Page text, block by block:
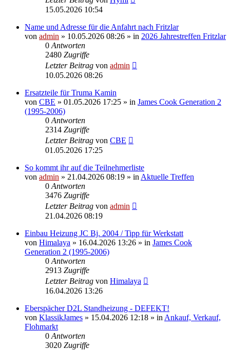
15.05.2026 10:54
Name und Adresse für die Anfahrt nach Fritzlar
von admin » 10.05.2026 08:26 » in 2026 Jahrestreffen Fritzlar
0 Antworten
2480 Zugriffe
Letzter Beitrag von admin
10.05.2026 08:26
Ersatzteile für Truma Kamin
von CBE » 01.05.2026 17:25 » in James Cook Generation 2
(1995-2006)
0 Antworten
2314 Zugriffe
Letzter Beitrag von CBE
01.05.2026 17:25
So kommt ihr auf die Teilnehmerliste
von admin » 21.04.2026 08:19 » in Aktuelle Treffen
0 Antworten
3476 Zugriffe
Letzter Beitrag von admin
21.04.2026 08:19
Einbau Heizung JC Bj. 2004 / Tipp für Werkstatt
von Himalaya » 16.04.2026 13:26 » in James Cook
Generation 2 (1995-2006)
0 Antworten
2913 Zugriffe
Letzter Beitrag von Himalaya
16.04.2026 13:26
Eberspächer D2L Standheizung - DEFEKT!
von KlassikJames » 15.04.2026 12:18 » in Ankauf, Verkauf,
Flohmarkt
0 Antworten
3020 Zugriffe